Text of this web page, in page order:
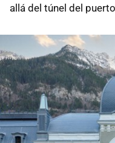
allá del túnel del